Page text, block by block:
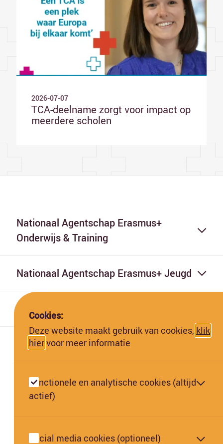
2026-07-07
TCA-deelname zorgt voor impact op
meerdere scholen
Nationaal Agentschap Erasmus+
Onderwijs & Training
Nationaal Agentschap Erasmus+ Jeugd
Nationaal Agentschap Erasmus+ Sport
Deze website is gefinancierd met subsidie van de Europese
Cookies:
Deze website maakt gebruik van cookies, klik
hiervoor meer informatie
Functionele en analytische cookies (altijd
actief)
Social media cookies (optioneel)